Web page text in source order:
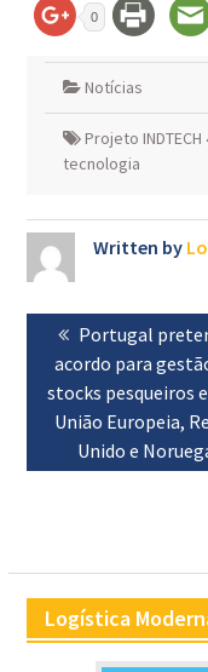
0
Notícias
Projeto INDTECH
tecnologia
Written by
Navegação
artigos
Previous
post:
Portugal
acordo para
stocks pesqueiros
União Europeia,
Unido e
Logística